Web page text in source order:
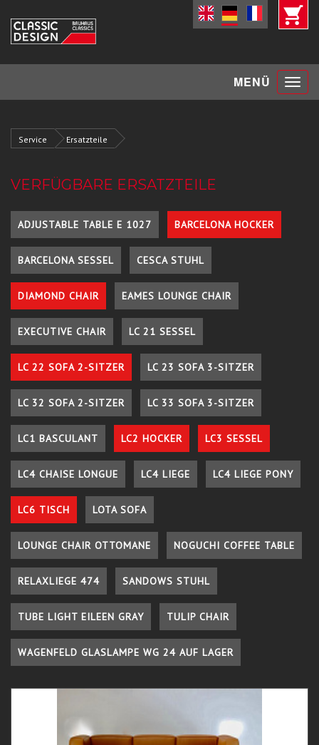
MENÜ Toggle
Service Ersatzteile
VERFÜGBARE ERSATZTEILE
ADJUSTABLE TABLE E 1027 BARCELONA HOCKER
BARCELONA SESSEL CESCA STUHL
DIAMOND CHAIR EAMES LOUNGE CHAIR
EXECUTIVE CHAIR LC 21 SESSEL
LC 22 SOFA 2-SITZER LC 23 SOFA 3-SITZER
LC 32 SOFA 2-SITZER LC 33 SOFA 3-SITZER
LC1 BASCULANT LC2 HOCKER LC3 SESSEL
LC4 CHAISE LONGUE LC4 LIEGE LC4 LIEGE PONY
LC6 TISCH LOTA SOFA
LOUNGE CHAIR OTTOMANE NOGUCHI COFFEE TABLE
RELAXLIEGE 474 SANDOWS STUHL
TUBE LIGHT EILEEN GRAY TULIP CHAIR
WAGENFELD GLASLAMPE WG 24 AUF LAGER